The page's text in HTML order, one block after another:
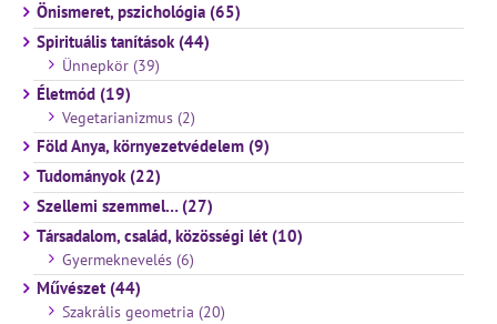
Önismeret, pszichológia (65)
Spirituális tanítások (44)
Ünnepkör (39)
Életmód (19)
Vegetarianizmus (2)
Föld Anya, környezetvédelem (9)
Tudományok (22)
Szellemi szemmel… (27)
Társadalom, család, közösségi lét (10)
Gyermeknevelés (6)
Művészet (44)
Szakrális geometria (20)